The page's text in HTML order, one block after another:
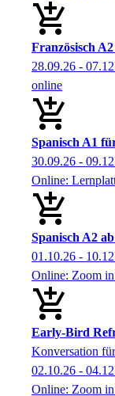
Französisch
28.09.26 -
online
Spanisch A1
30.09.26 -
Online:
Spanisch A2
01.10.26 -
Online: Zoom
Early-Bird
Konversation
02.10.26 -
Online: Zoom